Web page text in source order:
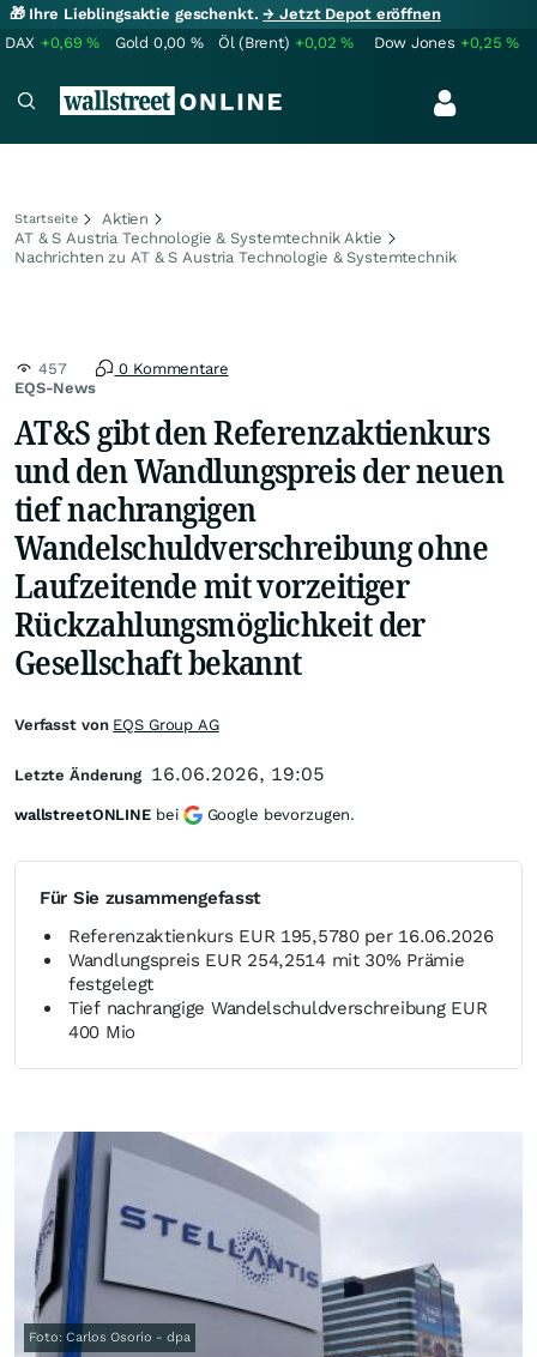
🎁 Ihre Lieblingsaktie geschenkt.→ Jetzt Depot eröffnen
DAX +0,69% Gold 0,00 % Öl (Brent) +0,02% Dow Jones +0,25%
Startseite
Aktien
AT & S Austria Technologie & Systemtechnik Aktie
Nachrichten zu AT & S Austria Technologie & Systemtechnik
EQS-News
457 0 Kommentare
AT&S gibt den Referenzaktienkurs
und den Wandlungspreis der neuen
tief nachrangigen
Wandelschuldverschreibung ohne
Laufzeitende mit vorzeitiger
Rückzahlungsmöglichkeit der
Gesellschaft bekannt
Für Sie zusammengefasst
Referenzaktienkurs EUR 195,5780 per 16.06.2026
Wandlungspreis EUR 254,2514 mit 30% Prämie
festgelegt
Tief nachrangige Wandelschuldverschreibung EUR
400 Mio
Foto: Carlos Osorio - dpa
Verfasst von EQS Group AG
Letzte Änderung 16.06.2026, 19:05
wallstreetONLINE bei Google bevorzugen.